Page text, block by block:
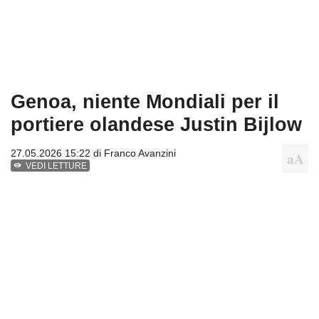
Genoa, niente Mondiali per il
portiere olandese Justin Bijlow
27.05.2026 15:22 di Franco Avanzini
VEDI LETTURE